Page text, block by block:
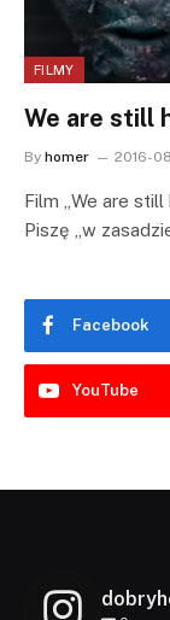
FILMY
We are still
By homer 2016-
Film „We are
Piszę „w
Facebook
YouTube